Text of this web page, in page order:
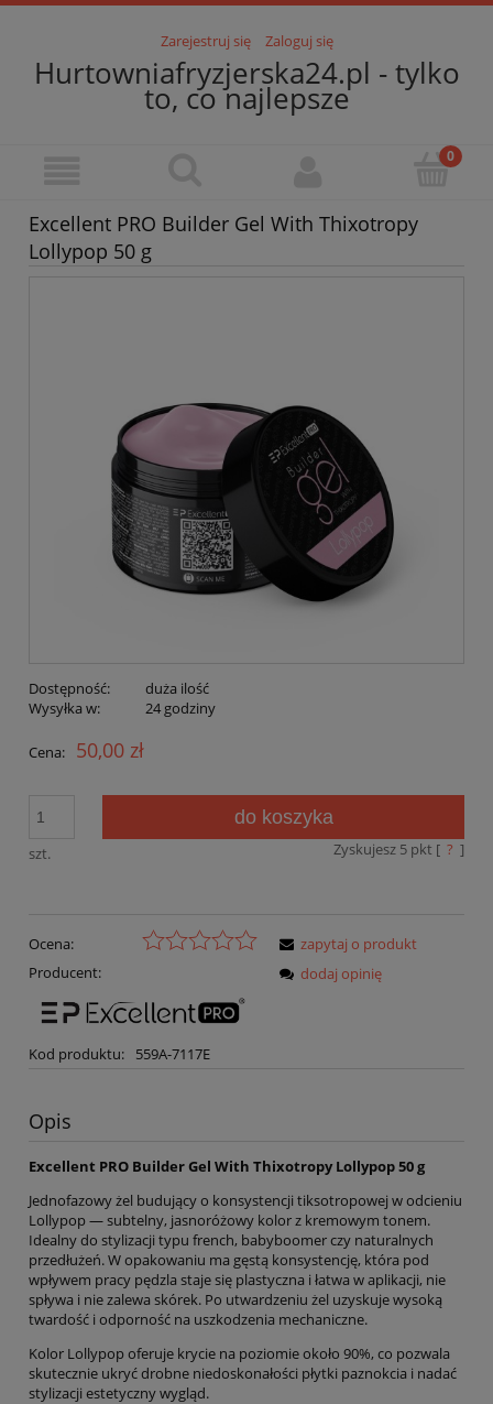
Zarejestruj się Zaloguj się
Hurtowniafryzjerska24.pl - tylko
to, co najlepsze
Excellent PRO Builder Gel With Thixotropy
Lollypop 50 g
Dostępność:
duża ilość
Wysyłka w:
24 godziny
Cena: 50,00 zł
szt.
do koszyka
Zyskujesz 5pkt [ ? ]
Ocena:
Producent:
Kod produktu: 559A-7117E
zapytaj o produkt
dodaj opinię
Opis
Excellent PRO Builder Gel With Thixotropy Lollypop 50 g
Jednofazowy żel budujący o konsystencji tiksotropowej w odcieniu
Lollypop — subtelny, jasnoróżowy kolor z kremowym tonem.
Idealny do stylizacji typu french, babyboomer czy naturalnych
przedłużeń. W opakowaniu ma gęstą konsystencję, która pod
wpływem pracy pędzla staje się plastyczna i łatwa w aplikacji, nie
spływa i nie zalewa skórek. Po utwardzeniu żel uzyskuje wysoką
twardość i odporność na uszkodzenia mechaniczne.
Kolor Lollypop oferuje krycie na poziomie około 90%, co pozwala
skutecznie ukryć drobne niedoskonałości płytki paznokcia i nadać
stylizacji estetyczny wygląd.